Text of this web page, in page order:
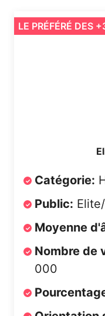
LE PRÉFÉRÉ DES
Catégorie:
Public:
Moyenne
Nombre de
000